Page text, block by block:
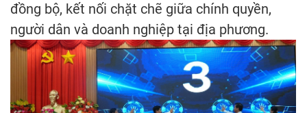
đồng bộ, kết nối chặt chẽ giữa chính quyền,
người dân và doanh nghiệp tại địa phương.